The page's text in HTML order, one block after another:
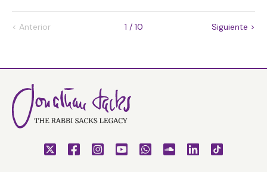
< Anterior 1 / 10 Siguiente >